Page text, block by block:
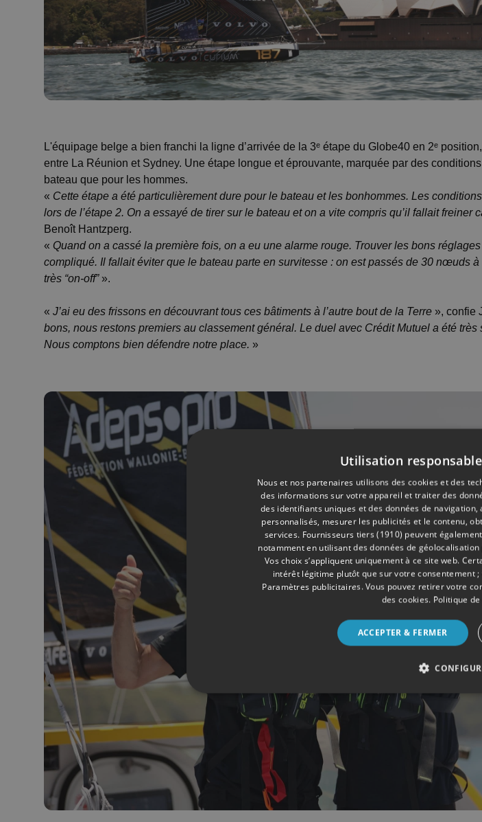
L'équipage belge a bien franchi la ligne d’arrivée de la 3ᵉ étape du Globe40 en 2ᵉ
entre La Réunion et Sydney. Une étape longue et éprouvante, marquée par des
bateau que pour les hommes.
« Cette étape a été particulièrement dure pour le bateau et les bonhommes. Les
lors de l’étape 2. On a essayé de tirer sur le bateau et on a vite compris qu’il fallait freiner
Benoît Hantzperg.
« Quand on a cassé la première fois, on a eu une alarme rouge. Trouver les bons
compliqué. Il fallait éviter que le bateau parte en survitesse : on est passés de 30 nœuds
très “on-off”».
« J’ai eu des frissons en découvrant tous ces bâtiments à l’autre bout de la Terre », confie
bons, nous restons premiers au classement général. Le duel avec Crédit Mutuel a été très
Nous comptons bien défendre notre place. »
Utilisation
Nous et nos partenaires utilisons des cookies et des
des informations sur votre appareil et traiter des
des identifiants uniques et des données de
personnalisés, mesurer les publicités et le contenu,
services. Fournisseurs tiers (1910) peuvent
notamment en utilisant des données de
Vos choix s’appliquent uniquement à ce site web.
intérêt légitime plutôt que sur votre consentement
Paramètres publicitaires. Vous pouvez retirer votre
des cookies. Politique
ACCEPTER & FERMER